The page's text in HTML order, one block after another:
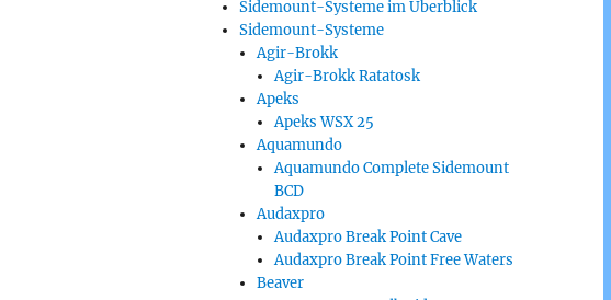
Sidemount-Systeme im Überblick
Sidemount-Systeme
Agir-Brokk
Agir-Brokk Ratatosk
Apeks
Apeks WSX 25
Aquamundo
Aquamundo Complete Sidemount
BCD
Audaxpro
Audaxpro Break Point Cave
Audaxpro Break Point Free Waters
Beaver